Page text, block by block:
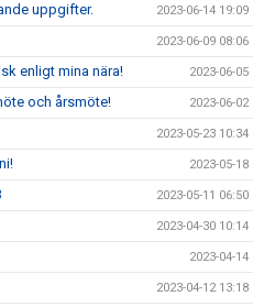
uppgifter. 2023-06-14 19:09
2023-06-09 08:06
enligt mina nära! 2023-06-05
och årsmöte! 2023-06-02
2023-05-23 10:34
2023-05-18
2023-05-11 06:50
2023-04-30 10:14
2023-04-14
2023-04-12 13:18